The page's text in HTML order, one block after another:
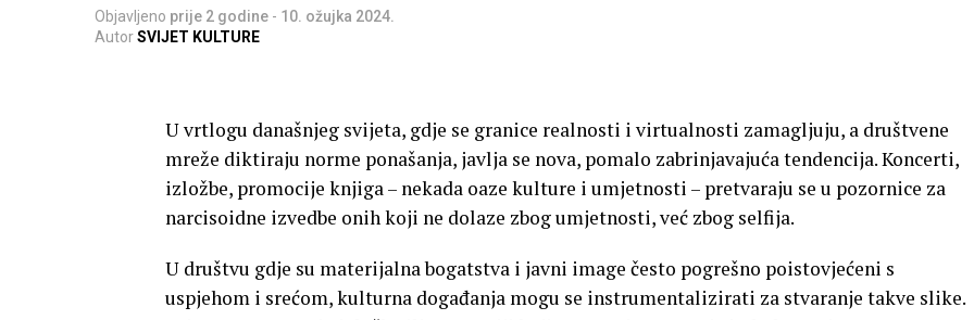
Objavljeno prije 2 godine - 10. ožujka 2024.
AutorSVIJET KULTURE
U vrtlogu današnjeg svijeta, gdje se granice realnosti i virtualnosti zamagljuju, a društvene
mreže diktiraju norme ponašanja, javlja se nova, pomalo zabrinjavajuća tendencija. Koncerti,
izložbe, promocije knjiga – nekada oaze kulture i umjetnosti – pretvaraju se u pozornice za
narcisoidne izvedbe onih koji ne dolaze zbog umjetnosti, već zbog selfija.
U društvu gdje su materijalna bogatstva i javni image često pogrešno poistovjećeni s
uspjehom i srećom, kulturna događanja mogu se instrumentalizirati za stvaranje takve slike.